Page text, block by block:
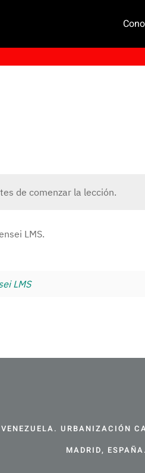
de comenzar la lección.
LMS.
LMS
URBANIZACIÓN
MADRID,